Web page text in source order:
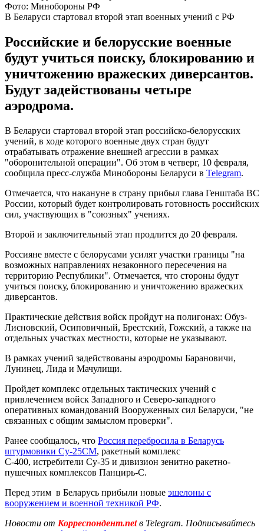
Фото: Минобороны РФ
В Беларуси стартовал второй этап военных учений с РФ
Российские и белорусские военные
будут учиться поиску, блокированию и
уничтожению вражеских диверсантов.
Будут задействованы четыре
аэродрома.
В Беларуси стартовал второй этап российско-белорусских
учений, в ходе которого военные двух стран будут
отрабатывать отражение внешней агрессии в рамках
"оборонительной операции". Об этом в четверг, 10 февраля,
сообщила пресс-служба Минобороны Беларуси в Telegram.
Отмечается, что накануне в страну прибыл глава Генштаба ВС
России, который будет контролировать готовность российских
сил, участвующих в "союзных" учениях.
Второй и заключительный этап продлится до 20 февраля.
Россияне вместе с белорусами усилят участки границы "на
возможных направлениях незаконного пересечения на
территорию Республики". Отмечается, что стороны будут
учиться поиску, блокированию и уничтожению вражеских
диверсантов.
Практические действия войск пройдут на полигонах: Обуз-
Лисновский, Осиповичный, Брестский, Гожский, а также на
отдельных участках местности, которые не указывают.
В рамках учений задействованы аэродромы Барановичи,
Лунинец, Лида и Мачулищи.
Пройдет комплекс отдельных тактических учений с
привлечением войск Западного и Северо-западного
оперативных командований Вооруженных сил Беларуси, "не
связанных с общим замыслом проверки".
Ранее сообщалось, что Россия перебросила в Беларусь
штурмовики Су-25СМ, ракетный комплекс
С-400, истребители Су-35 и дивизион зенитно ракетно-
пушечных комплексов Панцирь-С.
Перед этим в Беларусь прибыли новые эшелоны с
вооружением и военной техникой РФ.
Новости от Корреспондент.netв Telegram. Подписывайтесь